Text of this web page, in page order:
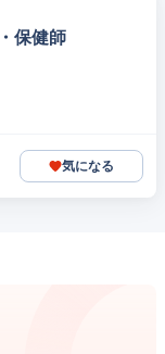
保健師
気になる